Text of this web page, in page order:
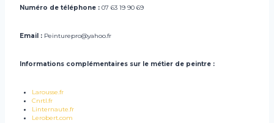
Numéro de téléphone : 07 63 19 90 69
Email : Peinturepro@yahoo.fr
Informations complémentaires sur le métier de peintre :
Larousse.fr
Cnrtl.fr
Linternaute.fr
Lerobert.com